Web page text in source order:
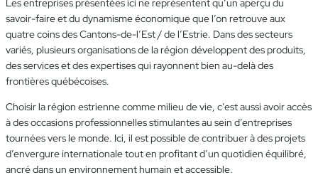
Les entreprises présentées ici ne représentent qu’un aperçu du
savoir-faire et du dynamisme économique que l’on retrouve aux
quatre coins des Cantons-de-l’Est / de l’Estrie. Dans des secteurs
variés, plusieurs organisations de la région développent des produits,
des services et des expertises qui rayonnent bien au-delà des
frontières québécoises.
Choisir la région estrienne comme milieu de vie, c’est aussi avoir accès
à des occasions professionnelles stimulantes au sein d’entreprises
tournées vers le monde. Ici, il est possible de contribuer à des projets
d’envergure internationale tout en profitant d’un quotidien équilibré,
ancré dans un environnement humain et accessible.